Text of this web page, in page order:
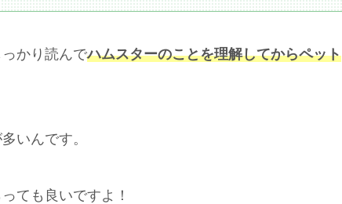
かり読んでハムスターのことを理解してからペット
いんです。
ても良いですよ！